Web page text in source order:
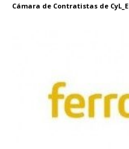
Cámara de Contratistas de CyL_E